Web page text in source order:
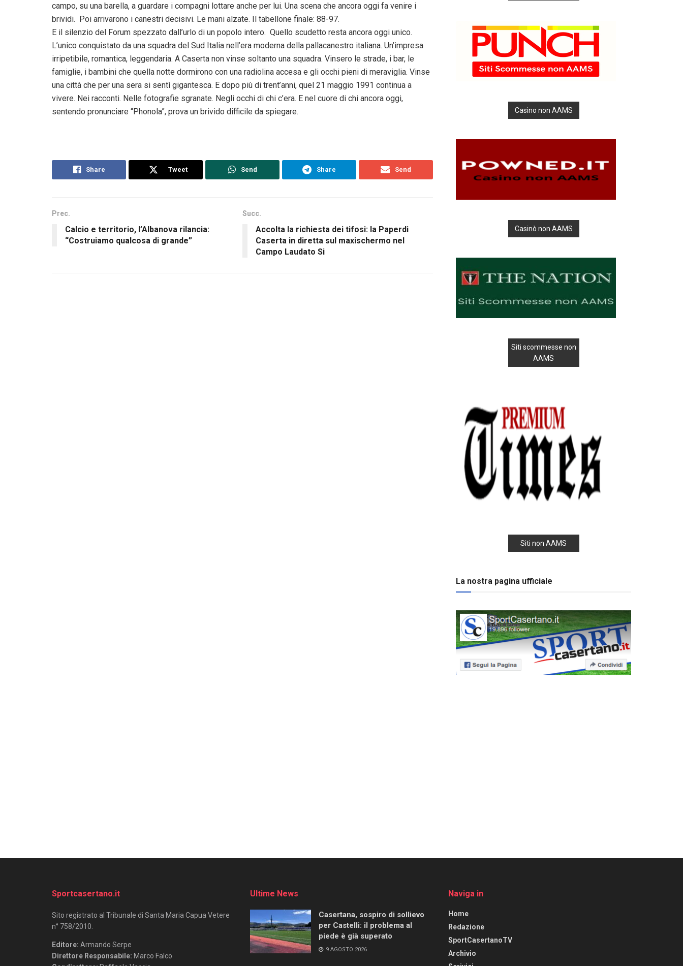
campo, su una barella, a guardare i compagni lottare anche per lui. Una scena che ancora oggi fa venire i
brividi. Poi arrivarono i canestri decisivi. Le mani alzate. Il tabellone finale: 88-97.
E il silenzio del Forum spezzato dall’urlo di un popolo intero. Quello scudetto resta ancora oggi unico.
L’unico conquistato da una squadra del Sud Italia nell’era moderna della pallacanestro italiana. Un’impresa
irripetibile, romantica, leggendaria. A Caserta non vinse soltanto una squadra. Vinsero le strade, i bar, le
famiglie, i bambini che quella notte dormirono con una radiolina accesa e gli occhi pieni di meraviglia. Vinse
una città che per una sera si sentì gigantesca. E dopo più di trent’anni, quel 21 maggio 1991 continua a
vivere. Nei racconti. Nelle fotografie sgranate. Negli occhi di chi c’era. E nel cuore di chi ancora oggi,
sentendo pronunciare “Phonola”, prova un brivido difficile da spiegare.
Share Tweet Send Share Send
Prec.
Calcio e territorio, l’Albanova rilancia:
“Costruiamo qualcosa di grande”
Succ.
Accolta la richiesta dei tifosi: la Paperdi
Caserta in diretta sul maxischermo nel
Campo Laudato Si
Casino non AAMS
Casinò non AAMS
Siti scommesse non
AAMS
Siti non AAMS
La nostra pagina ufficiale
Sportcasertano.it
Sito registrato al Tribunale di Santa Maria Capua Vetere
n° 758/2010.
Editore: Armando Serpe
Direttore Responsabile: Marco Falco
Ultime News
Casertana, sospiro di sollievo
per Castelli: il problema al
piede è già superato
9 AGOSTO 2026
Naviga in
Home
Redazione
SportCasertanoTV
Archivio